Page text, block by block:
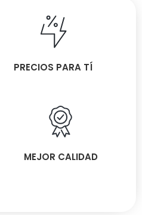
PRECIOS PARA TÍ
MEJOR CALIDAD